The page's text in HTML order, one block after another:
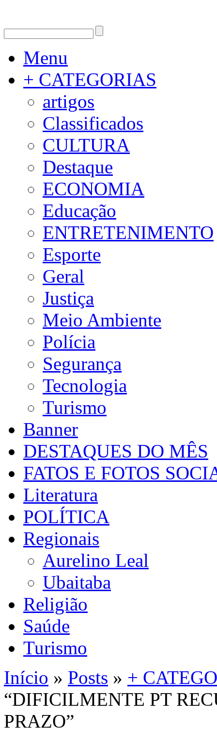
Menu
+ CATEGORIAS
artigos
Classificados
CULTURA
Destaque
ECONOMIA
Educação
ENTRETENIMENTO
Esporte
Geral
Justiça
Meio Ambiente
Polícia
Segurança
Tecnologia
Turismo
Banner
DESTAQUES DO MÊS
FATOS E FOTOS
Literatura
POLÍTICA
Regionais
Aurelino Leal
Ubaitaba
Religião
Saúde
Turismo
Início » Posts » +
“DIFICILMENTE PT
PRAZO”